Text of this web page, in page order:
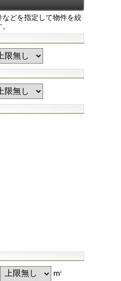
どを指定して物件を絞
m2